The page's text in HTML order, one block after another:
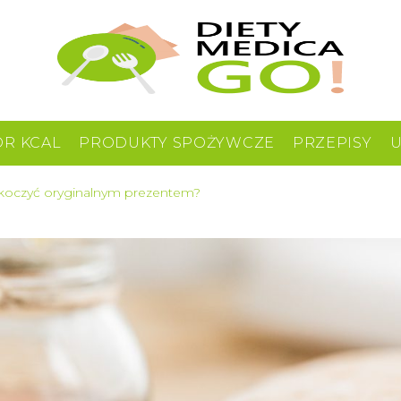
KCAL PRODUKTY SPOŻYWCZE PRZEPISY
oryginalnym prezentem?